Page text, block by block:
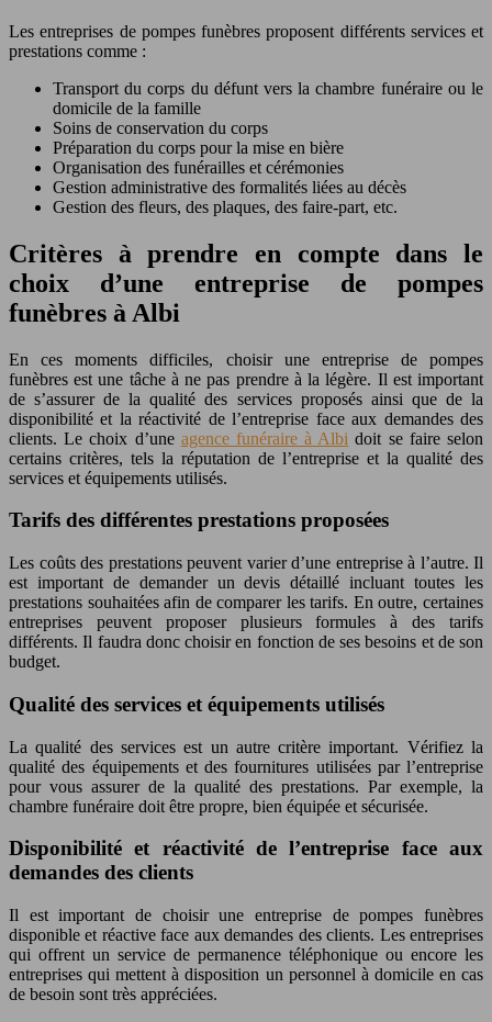
Les entreprises de pompes funèbres proposent différents services et
prestations comme :
Transport du corps du défunt vers la chambre funéraire ou le
domicile de la famille
Soins de conservation du corps
Préparation du corps pour la mise en bière
Organisation des funérailles et cérémonies
Gestion administrative des formalités liées au décès
Gestion des fleurs, des plaques, des faire-part, etc.
Critères à prendre en compte dans le
choix d’une entreprise de pompes
funèbres à Albi
En ces moments difficiles, choisir une entreprise de pompes
funèbres est une tâche à ne pas prendre à la légère. Il est important
de s’assurer de la qualité des services proposés ainsi que de la
disponibilité et la réactivité de l’entreprise face aux demandes des
clients. Le choix d’une agence funéraire à Albi doit se faire selon
certains critères, tels la réputation de l’entreprise et la qualité des
services et équipements utilisés.
Tarifs des différentes prestations proposées
Les coûts des prestations peuvent varier d’une entreprise à l’autre. Il
est important de demander un devis détaillé incluant toutes les
prestations souhaitées afin de comparer les tarifs. En outre, certaines
entreprises peuvent proposer plusieurs formules à des tarifs
différents. Il faudra donc choisir en fonction de ses besoins et de son
budget.
Qualité des services et équipements utilisés
La qualité des services est un autre critère important. Vérifiez la
qualité des équipements et des fournitures utilisées par l’entreprise
pour vous assurer de la qualité des prestations. Par exemple, la
chambre funéraire doit être propre, bien équipée et sécurisée.
Disponibilité et réactivité de l’entreprise face aux
demandes des clients
Il est important de choisir une entreprise de pompes funèbres
disponible et réactive face aux demandes des clients. Les entreprises
qui offrent un service de permanence téléphonique ou encore les
entreprises qui mettent à disposition un personnel à domicile en cas
de besoin sont très appréciées.